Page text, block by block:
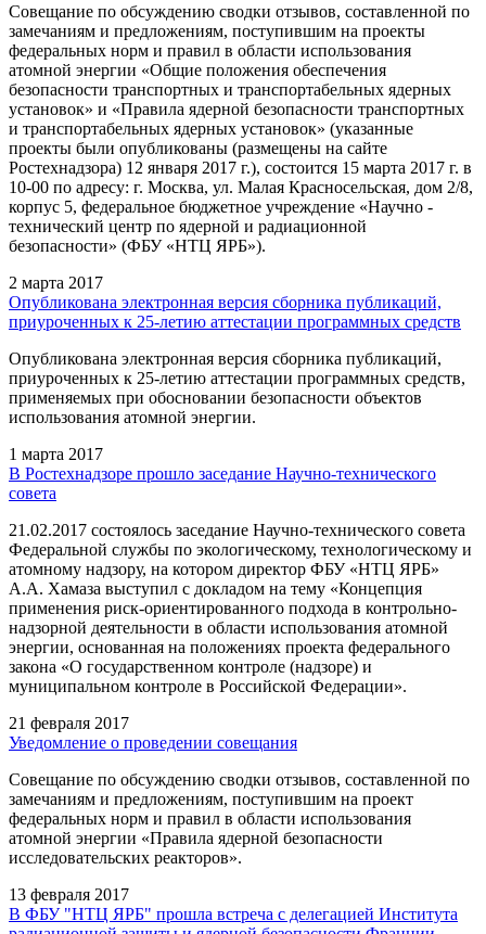
Совещание по обсуждению сводки отзывов, составленной по
замечаниям и предложениям, поступившим на проекты
федеральных норм и правил в области использования
атомной энергии «Общие положения обеспечения
безопасности транспортных и транспортабельных ядерных
установок» и «Правила ядерной безопасности транспортных
и транспортабельных ядерных установок» (указанные
проекты были опубликованы (размещены на сайте
Ростехнадзора) 12 января 2017 г.), состоится 15 марта 2017 г. в
10-00 по адресу: г. Москва, ул. Малая Красносельская, дом 2/8,
корпус 5, федеральное бюджетное учреждение «Научно -
технический центр по ядерной и радиационной
безопасности» (ФБУ «НТЦ ЯРБ»).
2 марта 2017
Опубликована электронная версия сборника публикаций,
приуроченных к 25-летию аттестации программных средств
Опубликована электронная версия сборника публикаций,
приуроченных к 25-летию аттестации программных средств,
применяемых при обосновании безопасности объектов
использования атомной энергии.
1 марта 2017
В Ростехнадзоре прошло заседание Научно-технического
совета
21.02.2017 состоялось заседание Научно-технического совета
Федеральной службы по экологическому, технологическому и
атомному надзору, на котором директор ФБУ «НТЦ ЯРБ»
А.А. Хамаза выступил с докладом на тему «Концепция
применения риск-ориентированного подхода в контрольно-
надзорной деятельности в области использования атомной
энергии, основанная на положениях проекта федерального
закона «О государственном контроле (надзоре) и
муниципальном контроле в Российской Федерации».
21 февраля 2017
Уведомление о проведении совещания
Совещание по обсуждению сводки отзывов, составленной по
замечаниям и предложениям, поступившим на проект
федеральных норм и правил в области использования
атомной энергии «Правила ядерной безопасности
исследовательских реакторов».
13 февраля 2017
В ФБУ "НТЦ ЯРБ" прошла встреча с делегацией Института